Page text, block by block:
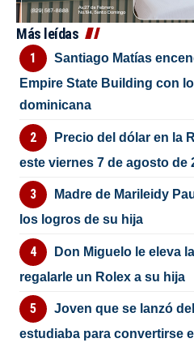
Más leídas
Santiago Matías
Empire State Building con
dominicana
Precio del dólar en la
este viernes 7 de agosto de
Madre de Marileidy
los logros de su hija
Don Miguelo le eleva
regalarle un Rolex a su hija
Joven que se lanzó
estudiaba para convertirse